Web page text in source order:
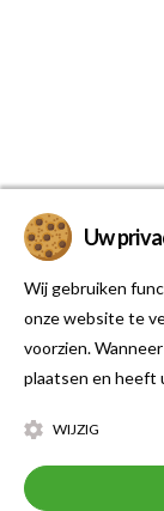
Uw
Wij gebruiken
onze website te
voorzien.
plaatsen en heeft
WIJZIG